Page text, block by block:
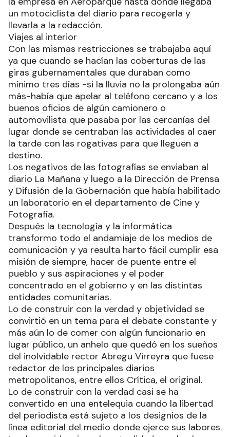
un motociclista del diario para recogerla y
llevarla a la redacción.
Viajes al interior
Con las mismas restricciones se trabajaba aquí
ya que cuando se hacían las coberturas de las
giras gubernamentales que duraban como
mínimo tres días -si la lluvia no la prolongaba aún
más-había que apelar al teléfono cercano y a los
buenos oficios de algún camionero o
automovilista que pasaba por las cercanías del
lugar donde se centraban las actividades al caer
la tarde con las rogativas para que lleguen a
destino.
Los negativos de las fotografías se enviaban al
diario La Mañana y luego a la Dirección de Prensa
y Difusión de la Gobernación que había habilitado
un laboratorio en el departamento de Cine y
Fotografía.
Después la tecnología y la informática
transformo todo el andamiaje de los medios de
comunicación y ya resulta harto fácil cumplir esa
misión de siempre, hacer de puente entre el
pueblo y sus aspiraciones y el poder
concentrado en el gobierno y en las distintas
entidades comunitarias.
Lo de construir con la verdad y objetividad se
convirtió en un tema para el debate constante y
más aún lo de comer con algún funcionario en
lugar público, un anhelo que quedó en los sueños
del inolvidable rector Abregu Virreyra que fuese
redactor de los principales diarios
metropolitanos, entre ellos Crítica, el original.
Lo de construir con la verdad casi se ha
convertido en una entelequia cuando la libertad
del periodista está sujeto a los designios de la
línea editorial del medio donde ejerce sus labores.